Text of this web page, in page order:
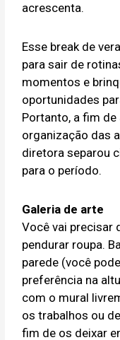
acrescenta.
Esse break de
para sair de
momentos e
oportunidades
Portanto, a fim
organização das
diretora separou
para o período.
Galeria de arte
Você vai precisar
pendurar roupa.
parede (você
preferência na
com o mural
os trabalhos ou
fim de os deixar